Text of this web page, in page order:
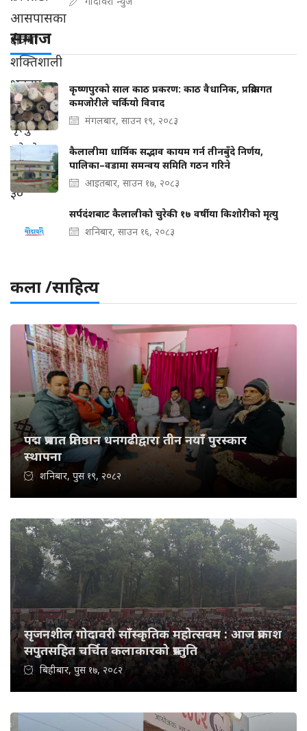
समाज
कृष्णपुरको साल काठ प्रकरण: काठ वैधानिक, प्रक्रियागत
कमजोरीले चर्कियो विवाद
मंगलबार, साउन १९, २०८३
कैलालीमा धार्मिक सद्भाव कायम गर्न तीनबुँदे निर्णय,
पालिका–वडामा समन्वय समिति गठन गरिने
आइतबार, साउन १७, २०८३
सर्पदंशबाट कैलालीको चुरेकी १७ वर्षीया किशोरीको मृत्यु
शनिबार, साउन १६, २०८३
कला /साहित्य
पद्म प्रभात प्रतिष्ठान धनगढीद्वारा तीन नयाँ पुरस्कार
स्थापना
शनिबार, पुस १९, २०८२
सृजनशील गोदावरी साँस्कृतिक महोत्सवम : आज प्रकाश
सपुतसहित चर्चित कलाकारको प्रस्तुति
बिहीबार, पुस १७, २०८२